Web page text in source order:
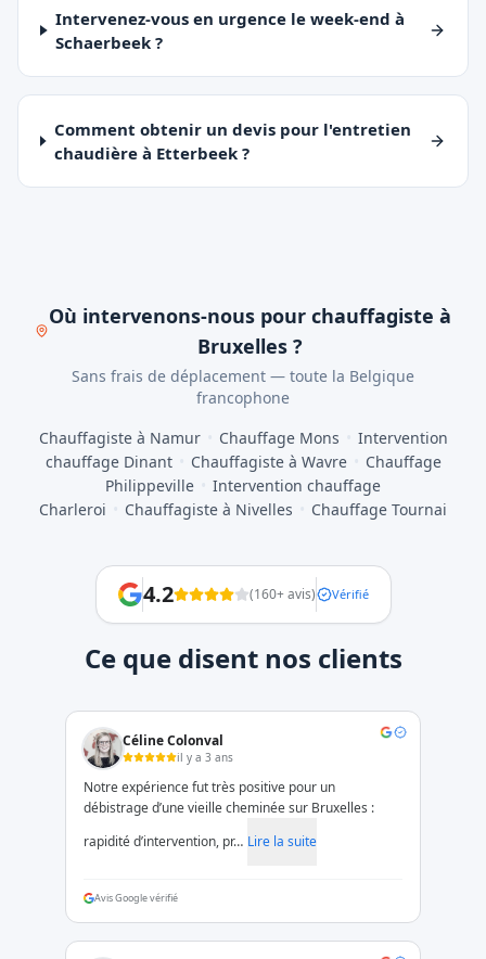
Intervenez-vous en urgence le week-end à
Schaerbeek ?
Comment obtenir un devis pour l'entretien
chaudière à Etterbeek ?
Où intervenons-nous pour chauffagiste à
Bruxelles ?
Sans frais de déplacement — toute la Belgique
francophone
Chauffagiste à Namur
Chauffage Mons
Intervention
chauffage Dinant
Chauffagiste à Wavre
Chauffage
Philippeville
Intervention chauffage
Charleroi
Chauffagiste à Nivelles Chauffage Tournai
4.2 (160+ avis) Vérifié
Ce que disent nos clients
Céline Colonval
il y a 3 ans
Notre expérience fut très positive pour un
débistrage d’une vieille cheminée sur Bruxelles :
rapidité d’intervention, pr… Lire la suite
Avis Google vérifié